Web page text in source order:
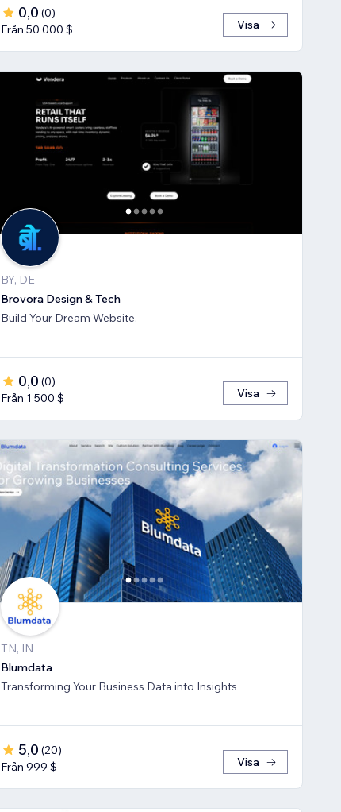
0,0 (0)
Från 50 000 $
Visa
BY, DE
Brovora Design & Tech
Build Your Dream Website.
0,0 (0)
Från 1 500 $
Visa
TN, IN
Blumdata
Transforming Your Business Data into Insights
5,0 (20)
Från 999 $
Visa